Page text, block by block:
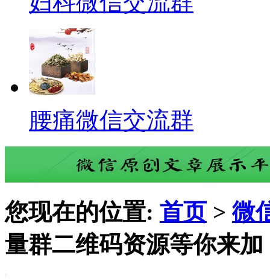
腰痛微信交流群
您现在的位置: 首页 >微
量群二维码资源等你来加